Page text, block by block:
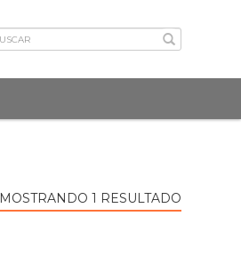
MOSTRANDO 1 RESULTADO